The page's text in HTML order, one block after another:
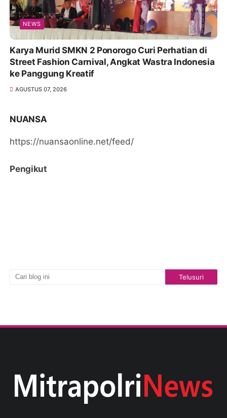
NEWS
Karya Murid SMKN 2 Ponorogo Curi Perhatian di
Street Fashion Carnival, Angkat Wastra Indonesia
ke Panggung Kreatif
AGUSTUS 07, 2026
NUANSA
https://nuansaonline.net/feed/
Pengikut